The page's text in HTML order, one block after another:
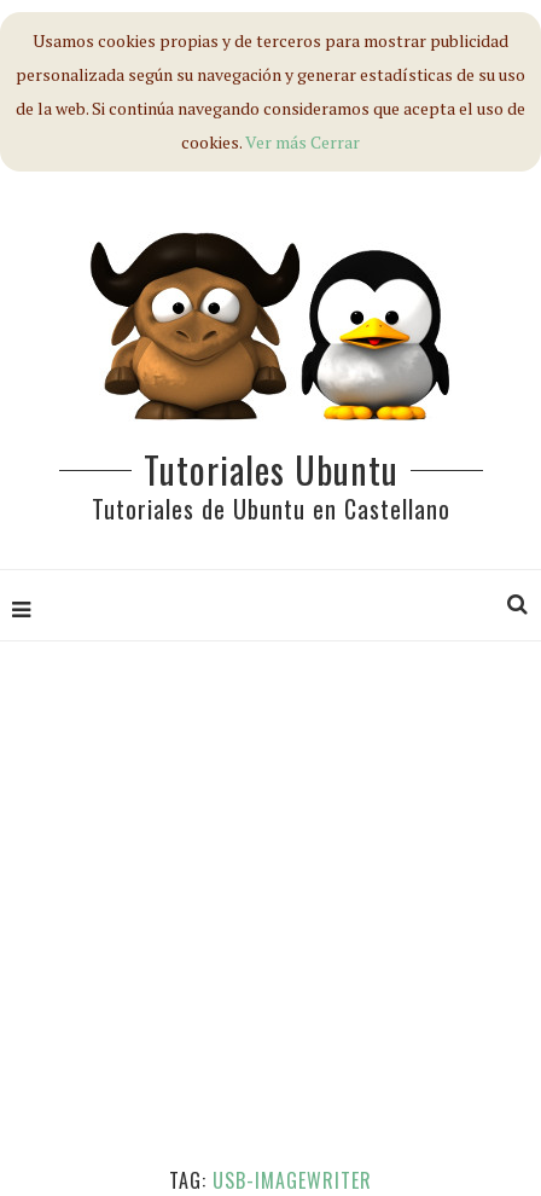
Usamos cookies propias y de terceros para mostrar publicidad
personalizada según su navegación y generar estadísticas de su uso
de la web. Si continúa navegando consideramos que acepta el uso de
cookies.Ver más Cerrar
Tutoriales Ubuntu
Tutoriales de Ubuntu en Castellano
TAG: USB-IMAGEWRITER